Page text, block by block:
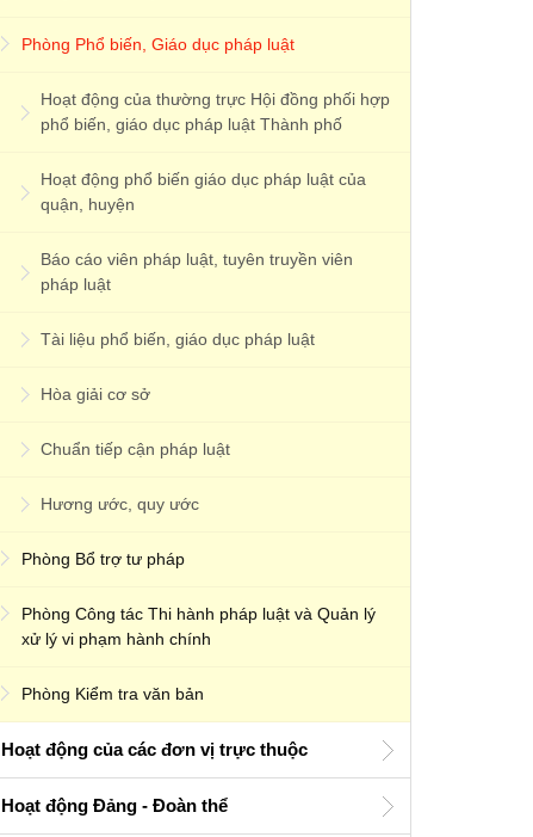
Phòng Phổ biến, Giáo dục pháp luật
Hoạt động của thường trực Hội đồng phối hợp
phổ biến, giáo dục pháp luật Thành phố
Hoạt động phổ biến giáo dục pháp luật của
quận, huyện
Báo cáo viên pháp luật, tuyên truyền viên
pháp luật
Tài liệu phổ biến, giáo dục pháp luật
Hòa giải cơ sở
Chuẩn tiếp cận pháp luật
Hương ước, quy ước
Phòng Bổ trợ tư pháp
Phòng Công tác Thi hành pháp luật và Quản lý
xử lý vi phạm hành chính
Phòng Kiểm tra văn bản
Hoạt động của các đơn vị trực thuộc
Hoạt động Đảng - Đoàn thể